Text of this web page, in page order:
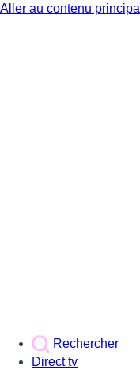
Aller au contenu principal
Rechercher
Direct tv